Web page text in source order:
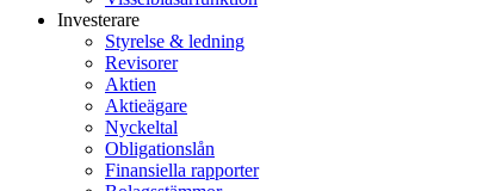
Investerare
Styrelse & ledning
Revisorer
Aktien
Aktieägare
Nyckeltal
Obligationslån
Finansiella rapporter